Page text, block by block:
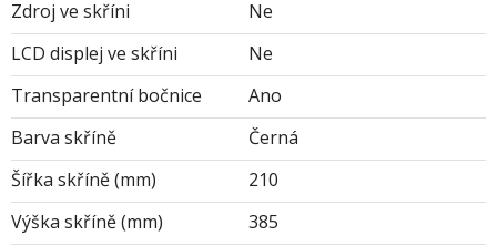
Zdroj ve skříni
Ne
LCD displej ve skříni
Ne
Transparentní bočnice
Ano
Barva skříně
Černá
Šířka skříně (mm)
210
Výška skříně (mm)
385